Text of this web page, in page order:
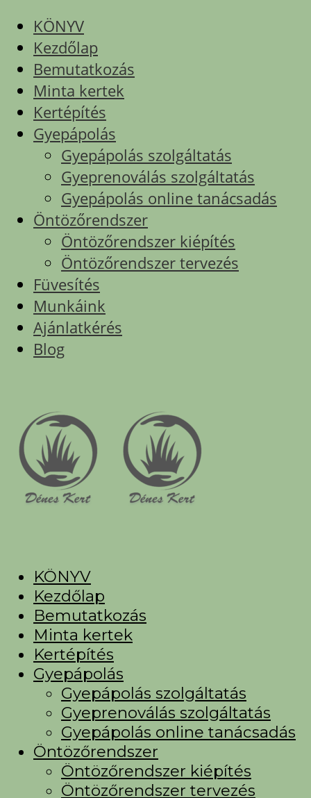
KÖNYV
Kezdőlap
Bemutatkozás
Minta kertek
Kertépítés
Gyepápolás
Gyepápolás szolgáltatás
Gyeprenoválás szolgáltatás
Gyepápolás online tanácsadás
Öntözőrendszer
Öntözőrendszer kiépítés
Öntözőrendszer tervezés
Füvesítés
Munkáink
Ajánlatkérés
Blog
KÖNYV
Kezdőlap
Bemutatkozás
Minta kertek
Kertépítés
Gyepápolás
Gyepápolás szolgáltatás
Gyeprenoválás szolgáltatás
Gyepápolás online tanácsadás
Öntözőrendszer
Öntözőrendszer kiépítés
Öntözőrendszer tervezés